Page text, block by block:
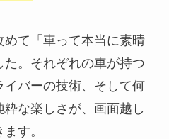
て「車って本当に素晴
た。それぞれの車が持つ
バーの技術、そして何
な楽しさが、画面越し
す。